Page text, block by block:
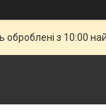
з 10:00